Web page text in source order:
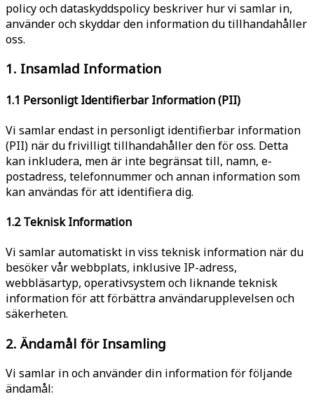
policy och dataskyddspolicy beskriver hur vi samlar in,
använder och skyddar den information du tillhandahåller
oss.
1. Insamlad Information
1.1 Personligt Identifierbar Information (PII)
Vi samlar endast in personligt identifierbar information
(PII) när du frivilligt tillhandahåller den för oss. Detta
kan inkludera, men är inte begränsat till, namn, e-
postadress, telefonnummer och annan information som
kan användas för att identifiera dig.
1.2 Teknisk Information
Vi samlar automatiskt in viss teknisk information när du
besöker vår webbplats, inklusive IP-adress,
webbläsartyp, operativsystem och liknande teknisk
information för att förbättra användarupplevelsen och
säkerheten.
2. Ändamål för Insamling
Vi samlar in och använder din information för följande
ändamål: